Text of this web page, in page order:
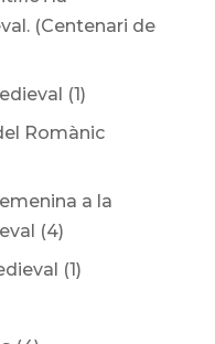
(Centenari de
(1)
Romànic
a la
(4)
(1)